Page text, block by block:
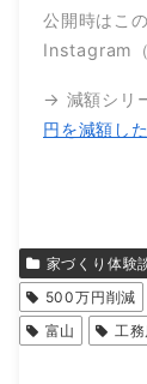
公開時はこ
Instagram
→ 減額シリ
円を減額し
家づくり体験
500万円削減
富山
工務